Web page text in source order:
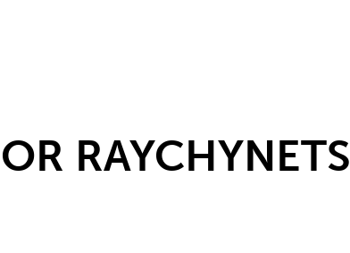
RAYCHYNETS